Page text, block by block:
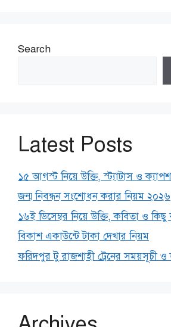
Search
Latest Posts
১৫ আগস্ট নিয়ে উক্তি, স্ট্যাটাস ও
জন্ম নিবন্ধন সংশোধন করার নিয়ম ২০২৬
১৬ই ডিসেম্বর নিয়ে উক্তি, কবিতা ও
বিকাশ একাউন্টে টাকা দেখার নিয়ম
ফরিদপুর টু রাজশাহী ট্রেনের সময়সূচী